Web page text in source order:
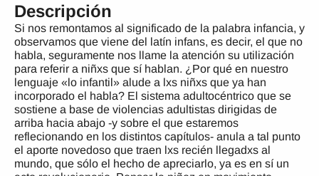
Descripción
Si nos remontamos al significado de la palabra infancia, y
observamos que viene del latín infans, es decir, el que no
habla, seguramente nos llame la atención su utilización
para referir a niñxs que sí hablan. ¿Por qué en nuestro
lenguaje «lo infantil» alude a lxs niñxs que ya han
incorporado el habla? El sistema adultocéntrico que se
sostiene a base de violencias adultistas dirigidas de
arriba hacia abajo -y sobre el que estaremos
reflecionando en los distintos capítulos- anula a tal punto
el aporte novedoso que traen lxs recién llegadxs al
mundo, que sólo el hecho de apreciarlo, ya es en sí un